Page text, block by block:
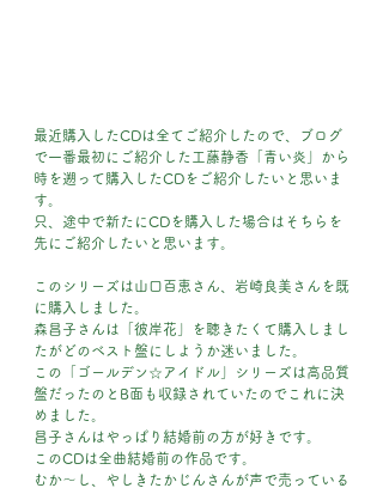
最近購入したCDは全てご紹介したので、ブログ
で一番最初にご紹介した工藤静香「青い炎」から
時を遡って購入したCDをご紹介したいと思いま
す。
只、途中で新たにCDを購入した場合はそちらを
先にご紹介したいと思います。
このシリーズは山口百恵さん、岩崎良美さんを既
に購入しました。
森昌子さんは「彼岸花」を聴きたくて購入しまし
たがどのベスト盤にしようか迷いました。
この「ゴールデン☆アイドル」シリーズは高品質
盤だったのとB面も収録されていたのでこれに決
めました。
昌子さんはやっぱり結婚前の方が好きです。
このCDは全曲結婚前の作品です。
むか～し、やしきたかじんさんが声で売っている